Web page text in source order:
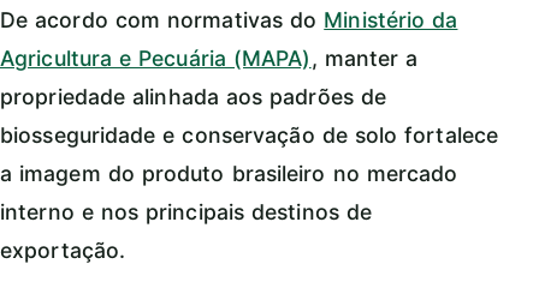
De acordo com normativas do Ministério da
Agricultura e Pecuária (MAPA), manter a
propriedade alinhada aos padrões de
biosseguridade e conservação de solo fortalece
a imagem do produto brasileiro no mercado
interno e nos principais destinos de
exportação.